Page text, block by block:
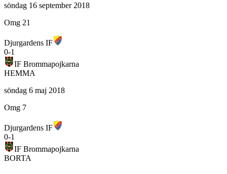
söndag 16 september 2018
Omg 21
Djurgardens IF
0-1
IF Brommapojkarna
HEMMA
söndag 6 maj 2018
Omg 7
Djurgardens IF
0-1
IF Brommapojkarna
BORTA